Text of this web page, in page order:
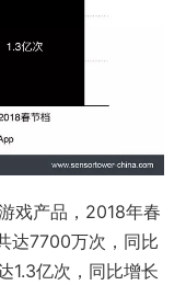
戏产品，2018年春
达7700万次，同比
1.3亿次，同比增长